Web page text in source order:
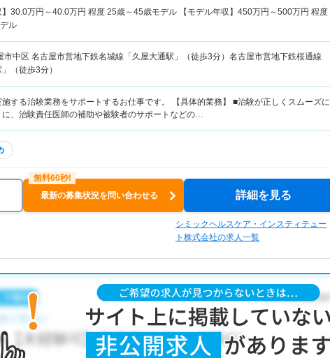
30.0万円～40.0万円 程度 25歳～45歳モデル 【モデル年収】 450万円～500万円 程度
ル
市中区 名古屋市営地下鉄名城線「久屋大通駅」（徒歩3分）名古屋市営地下鉄桜通線
」（徒歩3分）
施する治験業務をサポートするお仕事です。 【具体的業務】 ■治験が正しくスムーズに
に、治験責任医師の補助や被験者のサポートなどの…
最新の募集状況を問い合わせる 詳細を見る
シミックヘルスケア・インスティテュー
ト株式会社の求人一覧